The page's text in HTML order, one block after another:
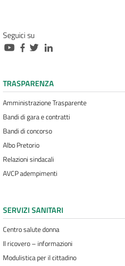
Seguici su
TRASPARENZA
Amministrazione Trasparente
Bandi di gara e contratti
Bandi di concorso
Albo Pretorio
Relazioni sindacali
AVCP adempimenti
SERVIZI SANITARI
Centro salute donna
Il ricovero – informazioni
Modulistica per il cittadino